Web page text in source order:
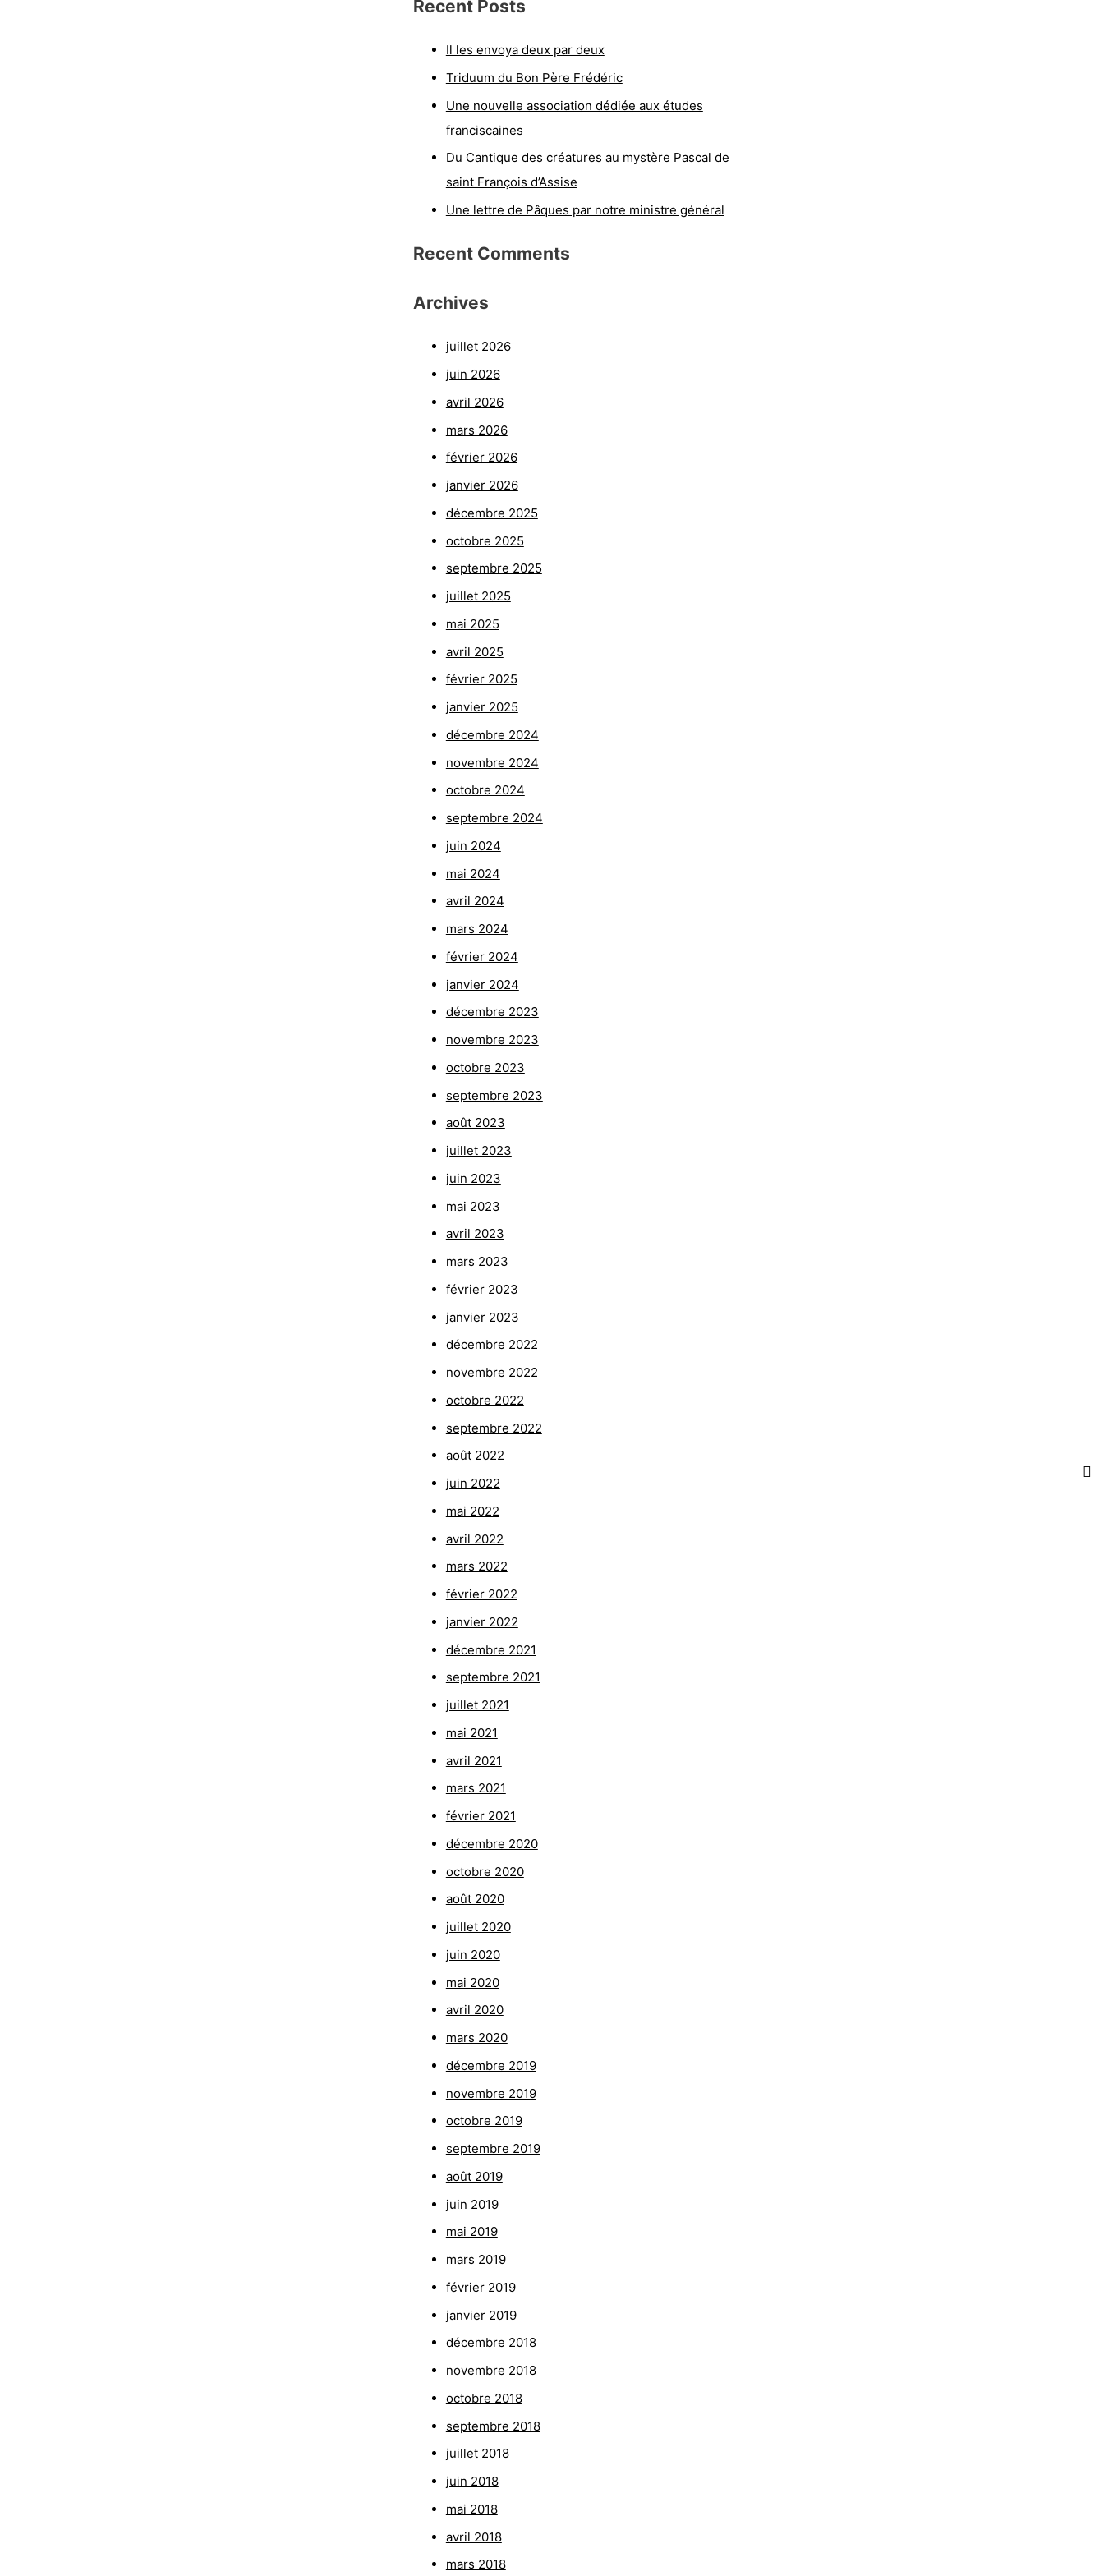
Recent Posts
Il les envoya deux par deux
Triduum du Bon Père Frédéric
Une nouvelle association dédiée aux études
franciscaines
Du Cantique des créatures au mystère Pascal de
saint François d’Assise
Une lettre de Pâques par notre ministre général
Recent Comments
Archives
juillet 2026
juin 2026
avril 2026
mars 2026
février 2026
janvier 2026
décembre 2025
octobre 2025
septembre 2025
juillet 2025
mai 2025
avril 2025
février 2025
janvier 2025
décembre 2024
novembre 2024
octobre 2024
septembre 2024
juin 2024
mai 2024
avril 2024
mars 2024
février 2024
janvier 2024
décembre 2023
novembre 2023
octobre 2023
septembre 2023
août 2023
juillet 2023
juin 2023
mai 2023
avril 2023
mars 2023
février 2023
janvier 2023
décembre 2022
novembre 2022
octobre 2022
septembre 2022
août 2022
juin 2022
mai 2022
avril 2022
mars 2022
février 2022
janvier 2022
décembre 2021
septembre 2021
juillet 2021
mai 2021
avril 2021
mars 2021
février 2021
décembre 2020
octobre 2020
août 2020
juillet 2020
juin 2020
mai 2020
avril 2020
mars 2020
décembre 2019
novembre 2019
octobre 2019
septembre 2019
août 2019
juin 2019
mai 2019
mars 2019
février 2019
janvier 2019
décembre 2018
novembre 2018
octobre 2018
septembre 2018
juillet 2018
juin 2018
mai 2018
avril 2018
mars 2018